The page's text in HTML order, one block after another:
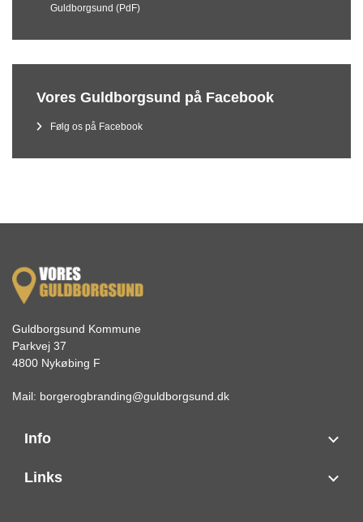
Guldborgsund (PdF)
Vores Guldborgsund på Facebook
Følg os på Facebook
Guldborgsund Kommune
Parkvej 37
4800 Nykøbing F
Mail: borgerogbranding@guldborgsund.dk
Info
Links